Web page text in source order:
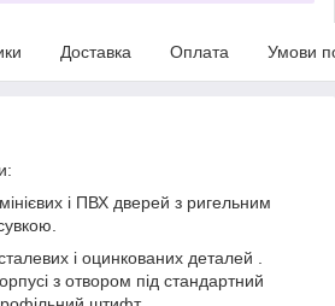
Доставка Оплата Умови
і ПВХ дверей з ригельним
і оцинкованих деталей .
з отвором під стандартний